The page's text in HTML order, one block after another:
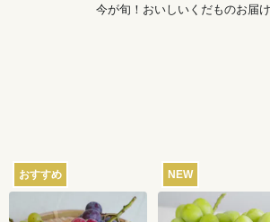
今が旬！おいしいくだものお届
おすすめ
【産地直送】葡萄畑
NEW
【産地直送】や